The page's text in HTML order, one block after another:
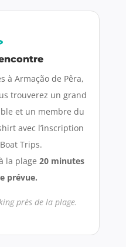
à Armação de Pêra,
trouverez un grand
et un membre du
avec l’inscription
Trips.
la plage 20 minutes
prévue.
près de la plage.